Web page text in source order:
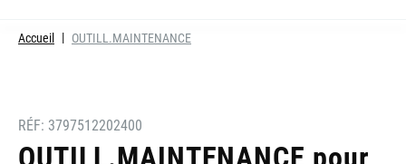
Accueil OUTILL.MAINTENANCE
RÉF: 3797512202400